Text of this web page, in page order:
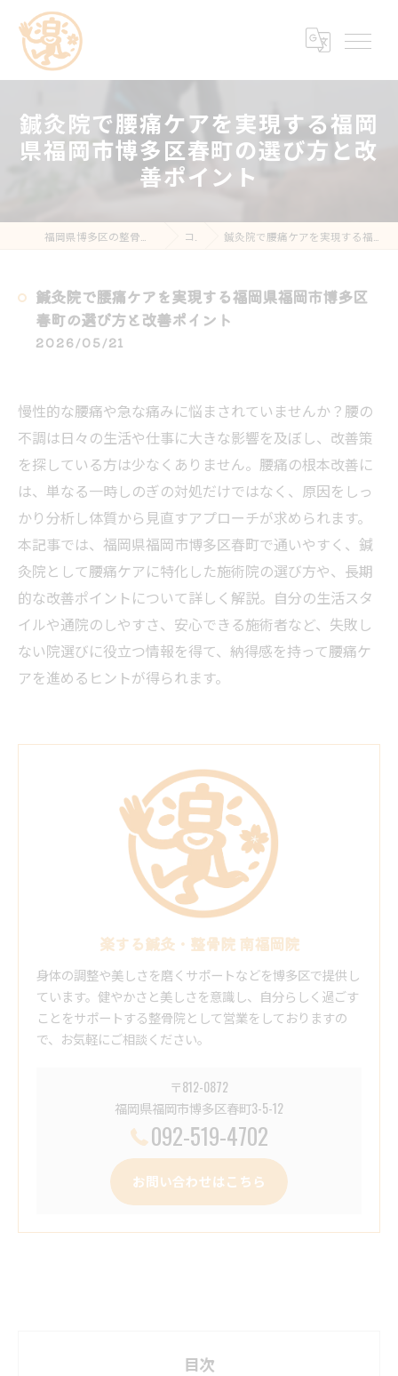
鍼灸院で腰痛ケアを実現する福岡
県福岡市博多区春町の選び方と改
善ポイント
コラム 鍼灸院で腰痛ケアを実現する福岡県福岡市博多区春町の選び方と改善ポイント
鍼灸院で腰痛ケアを実現する福岡県福岡市博多区
春町の選び方と改善ポイント
2026/05/21
慢性的な腰痛や急な痛みに悩まされていませんか？腰の
不調は日々の生活や仕事に大きな影響を及ぼし、改善策
を探している方は少なくありません。腰痛の根本改善に
は、単なる一時しのぎの対処だけではなく、原因をしっ
かり分析し体質から見直すアプローチが求められます。
本記事では、福岡県福岡市博多区春町で通いやすく、鍼
灸院として腰痛ケアに特化した施術院の選び方や、長期
的な改善ポイントについて詳しく解説。自分の生活スタ
イルや通院のしやすさ、安心できる施術者など、失敗し
ない院選びに役立つ情報を得て、納得感を持って腰痛ケ
アを進めるヒントが得られます。
楽する鍼灸・整骨院 南福岡院
身体の調整や美しさを磨くサポートなどを博多区で提供し
ています。健やかさと美しさを意識し、自分らしく過ごす
ことをサポートする整骨院として営業をしておりますの
で、お気軽にご相談ください。
〒812-0872
福岡県福岡市博多区春町3-5-12
092-519-4702
お問い合わせはこちら
目次